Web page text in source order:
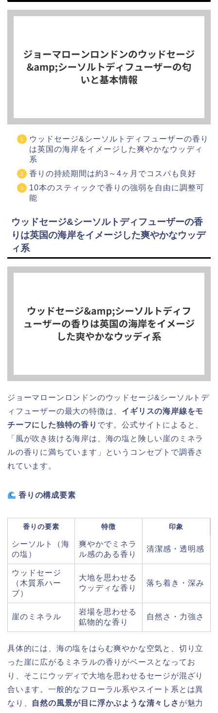
ウッドセージ&シーソルトディフューザーの香り
は英国の海岸をイメージした爽やかなウッディ
系
香りの持続期間は約3～4ヶ月でコスパも良好
10本のスティックで香りの強弱を自由に調整可
能
ウッドセージ&シーソルトディフューザーの香
りは英国の海岸をイメージした爽やかなウッデ
ィ系
ジョーマローンロンドンのウッドセージ&シーソルトデ
ィフューザーの最大の特徴は、 イギリスの海岸線をモ
チーフにした独特の香り です。公式サイトによると、
「風が吹き抜ける海岸は、海の塩と険しい崖のミネラ
ルの香りに満ちています」というコンセプトで調香さ
れています。
香りの構成要素
香りの要素 特徴 印象
シーソルト（海
の塩）
爽やかでミネラ
ル感のある香り
清潔感・透明感
ウッドセージ
（木質系ハー
ブ）
大地を思わせる
ウッディな香り
落ち着き・深み
崖のミネラル
岩場を思わせる
鉱物的な香り
自然さ・力強さ
具体的には、海の塩をはらむ爽やかな空気と、切り立
った崖に広がるミネラルの香りがベースとなってお
り、そこにウッディで大地を思わせるセージが混ざり
合います。一般的なフローラル系やスイート系とは異
なり、 自然の風景が目に浮かぶような清々しさ が魅力